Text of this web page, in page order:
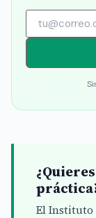
El Instituto